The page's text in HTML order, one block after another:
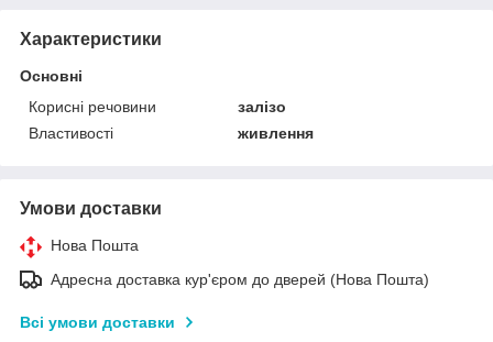
Характеристики
Основні
Корисні речовини
залізо
Властивості
живлення
Умови доставки
Нова Пошта
Адресна доставка кур'єром до дверей (Нова Пошта)
Всі умови доставки